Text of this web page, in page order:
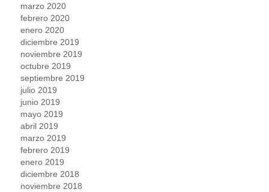
marzo 2020
febrero 2020
enero 2020
diciembre 2019
noviembre 2019
octubre 2019
septiembre 2019
julio 2019
junio 2019
mayo 2019
abril 2019
marzo 2019
febrero 2019
enero 2019
diciembre 2018
noviembre 2018